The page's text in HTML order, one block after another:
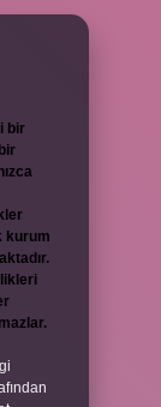
bir
kurum